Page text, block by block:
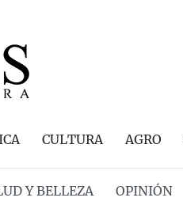
CULTURA AGRO
Y BELLEZA OPINIÓN